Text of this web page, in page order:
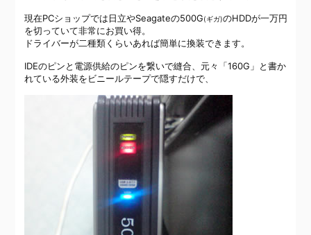
現在PCショップでは日立やSeagateの500G(ギガ)のHDDが一万円
を切っていて非常にお買い得。
ドライバーが二種類くらいあれば簡単に換装できます。
IDEのピンと電源供給のピンを繋いで縫合、元々「160G」と書か
れている外装をビニールテープで隠すだけで、